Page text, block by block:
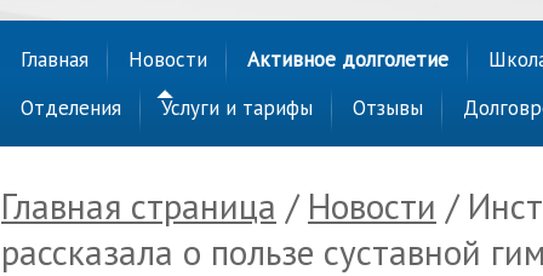
Главная Новости Активное долголетие
Отделения
Услуги и тарифы Отзывы
Главная страница / Новости /
рассказала о пользе суставной